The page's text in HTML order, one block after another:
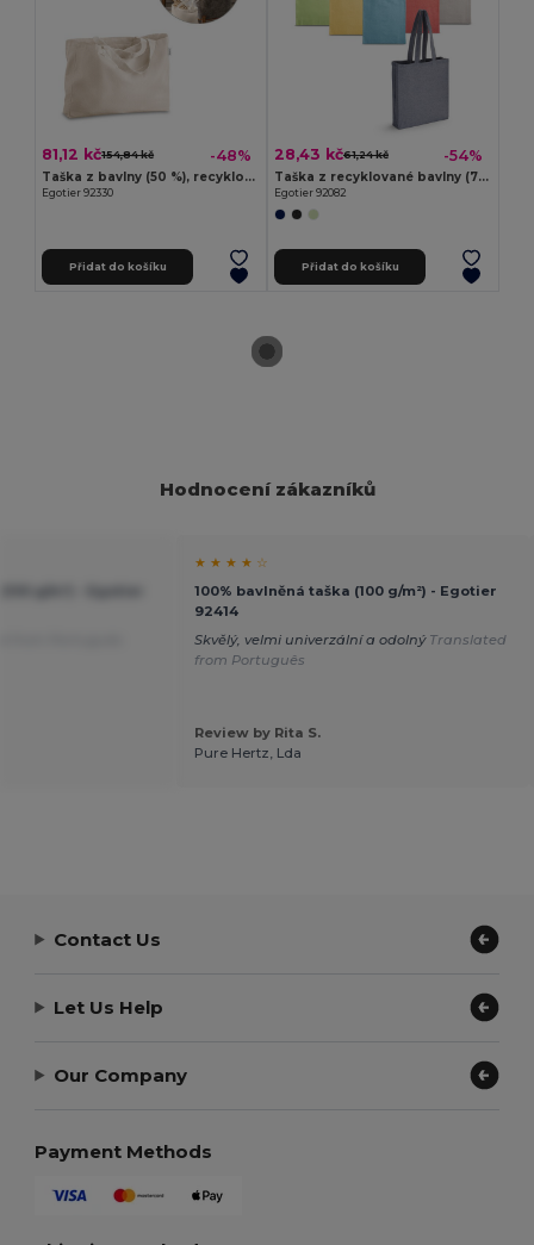
81,12 kč154,84 kč -48%
Taška z bavlny (50 %), recyklované bavlny (30 %) a polyesteru (20% rPET) (280 g/m²)
Egotier 92330
Přidat do košíku
28,43 kč61,24 kč -54%
Taška z recyklované bavlny (70 %) a polyesteru (30 % rPET) (140 g/m²)
Egotier 92082
Přidat do košíku
Hodnocení zákazníků
★ ★ ★ ★ ☆
100% bavlněná taška (100 g/m²) - Egotier
92414
Skvělý, velmi univerzální a odolný Translated
from Português
Review by Rita S.
Pure Hertz, Lda
Contact Us
Let Us Help
Our Company
Payment Methods